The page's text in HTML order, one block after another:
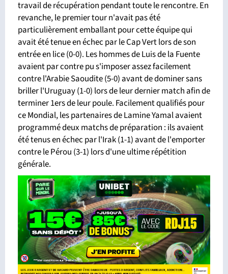
travail de récupération pendant toute le rencontre. En
revanche, le premier tour n'avait pas été
particulièrement emballant pour cette équipe qui
avait été tenue en échec par le Cap Vert lors de son
entrée en lice (0-0). Les hommes de Luis de la Fuente
avaient par contre pu s'imposer assez facilement
contre l'Arabie Saoudite (5-0) avant de dominer sans
briller l'Uruguay (1-0) lors de leur dernier match afin de
terminer 1ers de leur poule. Facilement qualifiés pour
ce Mondial, les partenaires de Lamine Yamal avaient
programmé deux matchs de préparation : ils avaient
été tenus en échec par l'Irak (1-1) avant de l'emporter
contre le Pérou (3-1) lors d'une ultime répétition
générale.